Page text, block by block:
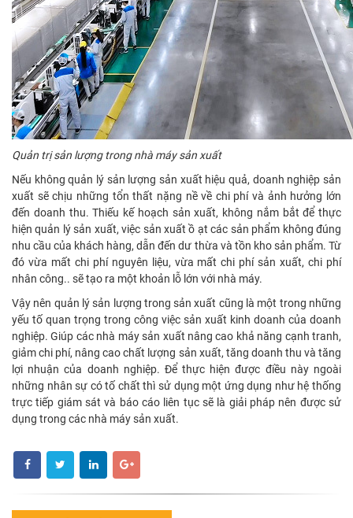
Quản trị sản lượng trong nhà máy sản xuất
Nếu không quản lý sản lượng sản xuất hiệu quả, doanh nghiệp sản
xuất sẽ chịu những tổn thất nặng nề về chi phí và ảnh hưởng lớn
đến doanh thu. Thiếu kế hoạch sản xuất, không nắm bắt để thực
hiện quản lý sản xuất, việc sản xuất ồ ạt các sản phẩm không đúng
nhu cầu của khách hàng, dẫn đến dư thừa và tồn kho sản phẩm. Từ
đó vừa mất chi phí nguyên liệu, vừa mất chi phí sản xuất, chi phí
nhân công.. sẽ tạo ra một khoản lỗ lớn với nhà máy.
Vậy nên quản lý sản lượng trong sản xuất cũng là một trong những
yếu tố quan trọng trong công việc sản xuất kinh doanh của doanh
nghiệp. Giúp các nhà máy sản xuất nâng cao khả năng cạnh tranh,
giảm chi phí, nâng cao chất lượng sản xuất, tăng doanh thu và tăng
lợi nhuận của doanh nghiệp. Để thực hiện được điều này ngoài
những nhân sự có tố chất thì sử dụng một ứng dụng như hệ thống
trực tiếp giám sát và báo cáo liên tục sẽ là giải pháp nên được sử
dụng trong các nhà máy sản xuất.